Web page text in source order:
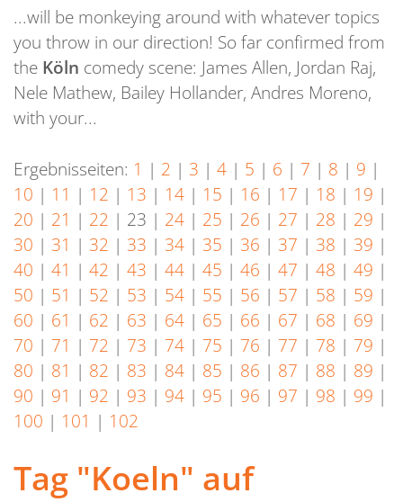
...will be monkeying around with whatever topics
you throw in our direction! So far confirmed from
the Köln comedy scene: James Allen, Jordan Raj,
Nele Mathew, Bailey Hollander, Andres Moreno,
with your...
Ergebnisseiten: 1 | 2 | 3 | 4 | 5 | 6 | 7 | 8 | 9 |
10 | 11 | 12 | 13 | 14 | 15 | 16 | 17 | 18 | 19 |
20 | 21 | 22 | 23 | 24 | 25 | 26 | 27 | 28 | 29 |
30 | 31 | 32 | 33 | 34 | 35 | 36 | 37 | 38 | 39 |
40 | 41 | 42 | 43 | 44 | 45 | 46 | 47 | 48 | 49 |
50 | 51 | 52 | 53 | 54 | 55 | 56 | 57 | 58 | 59 |
60 | 61 | 62 | 63 | 64 | 65 | 66 | 67 | 68 | 69 |
70 | 71 | 72 | 73 | 74 | 75 | 76 | 77 | 78 | 79 |
80 | 81 | 82 | 83 | 84 | 85 | 86 | 87 | 88 | 89 |
90 | 91 | 92 | 93 | 94 | 95 | 96 | 97 | 98 | 99 |
100 | 101 | 102
Tag "Koeln" auf